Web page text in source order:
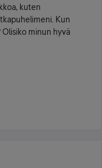
kuten
Kun
minun hyvä